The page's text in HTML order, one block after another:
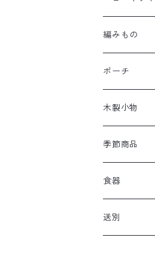
編みもの
ポーチ
木製小物
季節商品
食器
送別